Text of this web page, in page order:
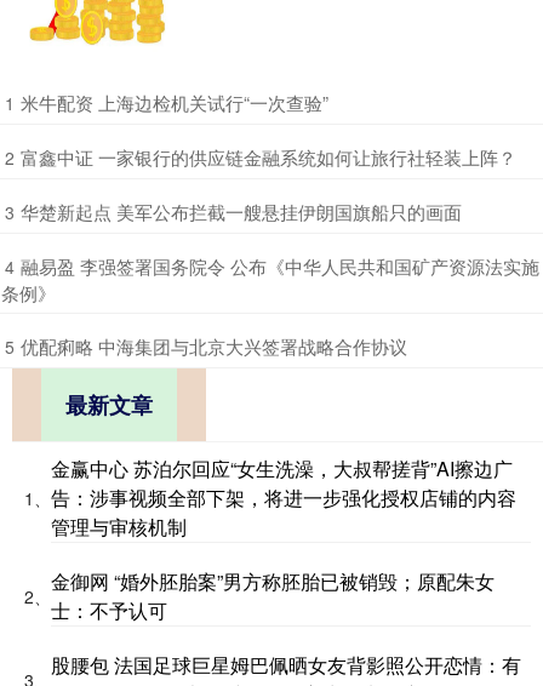
1 ​米牛配资 上海边检机关试行“一次查验”
2 ​富鑫中证 一家银行的供应链金融系统如何让旅行社轻装上阵？
3 ​华楚新起点 美军公布拦截一艘悬挂伊朗国旗船只的画面
4 ​融易盈 李强签署国务院令 公布《中华人民共和国矿产资源法实施
条例》
5 ​优配痢略 中海集团与北京大兴签署战略合作协议
最新文章
1、
金赢中心 苏泊尔回应“女生洗澡，大叔帮搓背”AI擦边广
告：涉事视频全部下架，将进一步强化授权店铺的内容
管理与审核机制
2、
金御网 “婚外胚胎案”男方称胚胎已被销毁；原配朱女
士：不予认可
3、
股腰包 法国足球巨星姆巴佩晒女友背影照公开恋情：有